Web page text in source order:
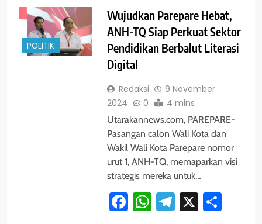
POLITIK
Wujudkan Parepare Hebat,
ANH-TQ Siap Perkuat Sektor
Pendidikan Berbalut Literasi
Digital
Redaksi
9 November
2024
0 4 mins
Utarakannews.com, PAREPARE-
Pasangan calon Wali Kota dan
Wakil Wali Kota Parepare nomor
urut 1, ANH-TQ, memaparkan visi
strategis mereka untuk…
Facebook
WhatsApp
Telegram
X